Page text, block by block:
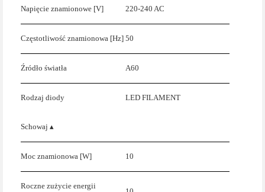
Napięcie znamionowe [V] 220-240 AC
Częstotliwość znamionowa [Hz] 50
Źródło światła A60
Rodzaj diody LED FILAMENT
Schowaj ▴
Moc znamionowa [W] 10
Roczne zużycie energii